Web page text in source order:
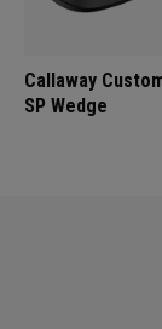
Callaway
SP Wedge